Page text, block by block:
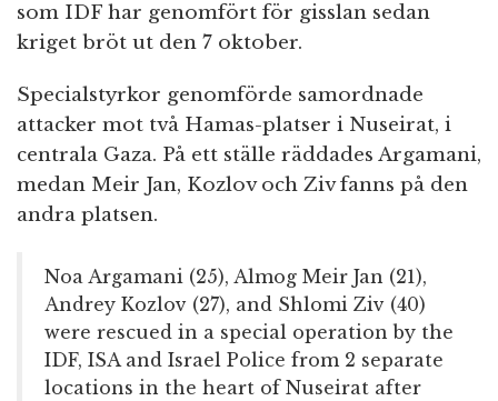
som IDF har genomfört för gisslan sedan
kriget bröt ut den 7 oktober.
Specialstyrkor genomförde samordnade
attacker mot två Hamas-platser i Nuseirat, i
centrala Gaza. På ett ställe räddades Argamani,
medan Meir Jan, Kozlov och Ziv fanns på den
andra platsen.
Noa Argamani (25), Almog Meir Jan (21),
Andrey Kozlov (27), and Shlomi Ziv (40)
were rescued in a special operation by the
IDF, ISA and Israel Police from 2 separate
locations in the heart of Nuseirat after